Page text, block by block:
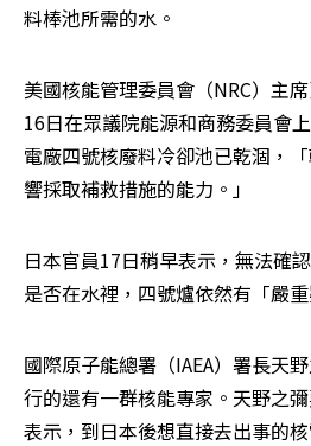
料棒池所需的水。
美國核能管理委員會（NRC）主
16日在眾議院能源和商務委員會
電廠四號核廢料冷卻池已乾涸，
響採取補救措施的能力。」
日本官員17日稍早表示，無法確
是否在水裡，四號爐依然有「嚴重
國際原子能總署（IAEA）署長天
行的還有一群核能專家。天野之
表示，到日本後想直接去出事的